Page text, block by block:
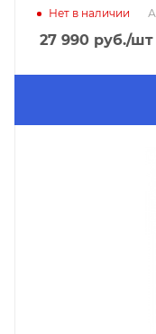
Нет в наличии
27 990 руб./шт